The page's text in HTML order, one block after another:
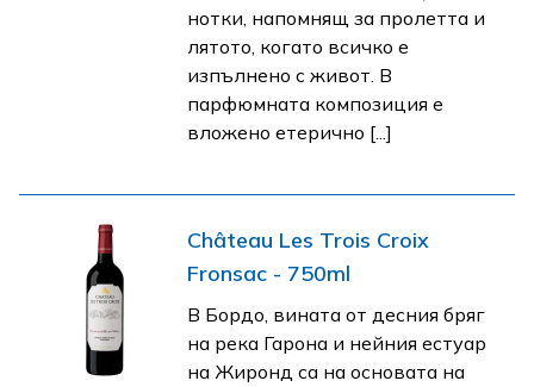
нотки, напомнящ за пролетта и
лятото, когато всичко е
изпълнено с живот. В
парфюмната композиция е
вложено етерично [...]
Château Les Trois Croix
Fronsac - 750ml
В Бордо, вината от десния бряг
на река Гарона и нейния естуар
на Жиронд са на основата на